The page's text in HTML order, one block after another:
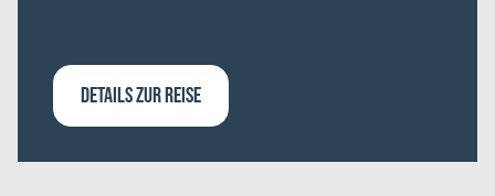
DETAILS ZUR REISE